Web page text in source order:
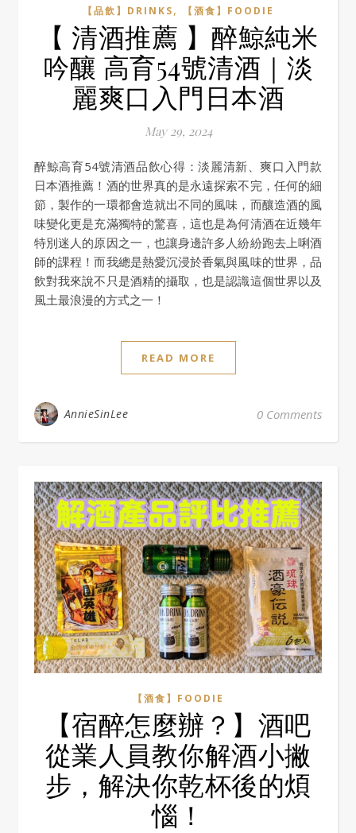
【品飲】DRINKS, 【酒食】FOODIE
【 清酒推薦 】醉鯨純米
吟釀 高育54號清酒｜淡
麗爽口入門日本酒
May 29, 2024
醉鯨高育54號清酒品飲心得：淡麗清新、爽口入門款
日本酒推薦！酒的世界真的是永遠探索不完，任何的細
節，製作的一環都會造就出不同的風味，而釀造酒的風
味變化更是充滿獨特的驚喜，這也是為何清酒在近幾年
特別迷人的原因之一，也讓身邊許多人紛紛跑去上唎酒
師的課程！而我總是熱愛沉浸於香氣與風味的世界，品
飲對我來說不只是酒精的攝取，也是認識這個世界以及
風土最浪漫的方式之一！
READ MORE
AnnieSinLee 0 Comments
【酒食】FOODIE
【宿醉怎麼辦？】酒吧
從業人員教你解酒小撇
步，解決你乾杯後的煩
惱！